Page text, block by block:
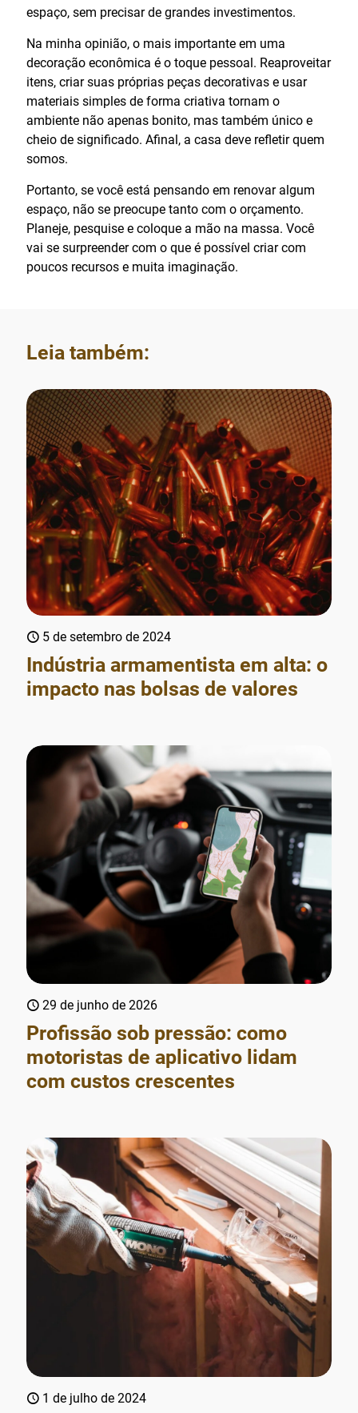
espaço, sem precisar de grandes investimentos.
Na minha opinião, o mais importante em uma
decoração econômica é o toque pessoal. Reaproveitar
itens, criar suas próprias peças decorativas e usar
materiais simples de forma criativa tornam o
ambiente não apenas bonito, mas também único e
cheio de significado. Afinal, a casa deve refletir quem
somos.
Portanto, se você está pensando em renovar algum
espaço, não se preocupe tanto com o orçamento.
Planeje, pesquise e coloque a mão na massa. Você
vai se surpreender com o que é possível criar com
poucos recursos e muita imaginação.
Leia também:
5 de setembro de 2024
Indústria armamentista em alta: o
impacto nas bolsas de valores
29 de junho de 2026
Profissão sob pressão: como
motoristas de aplicativo lidam
com custos crescentes
1 de julho de 2024